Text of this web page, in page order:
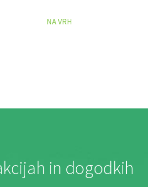
NA VRH
in dogodkih